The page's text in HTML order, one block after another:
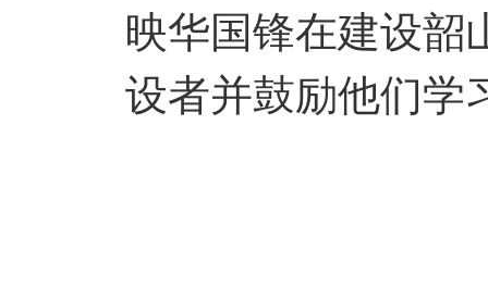
映华国锋在建设韶
设者并鼓励他们学